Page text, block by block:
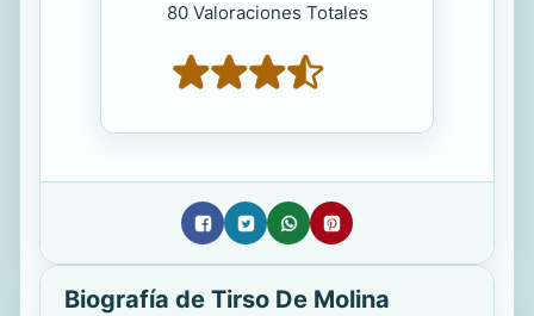
80 Valoraciones Totales
Biografía de Tirso De Molina